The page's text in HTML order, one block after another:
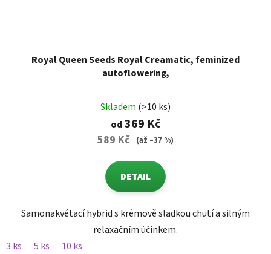
Royal Queen Seeds Royal Creamatic, feminized
autoflowering,
Skladem (>10 ks)
od369 Kč
589 Kč (až –37 %)
DETAIL
Samonakvétací hybrid s krémově sladkou chutí a silným
relaxačním účinkem.
3 ks
5 ks 10 ks